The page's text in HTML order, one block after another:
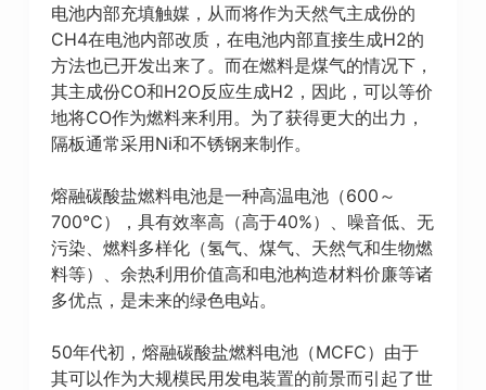
电池内部充填触媒，从而将作为天然气主成份的
CH4在电池内部改质，在电池内部直接生成H2的
方法也已开发出来了。而在燃料是煤气的情况下，
其主成份CO和H2O反应生成H2，因此，可以等价
地将CO作为燃料来利用。为了获得更大的出力，
隔板通常采用Ni和不锈钢来制作。
熔融碳酸盐燃料电池是一种高温电池（600～
700℃），具有效率高（高于40%）、噪音低、无
污染、燃料多样化（氢气、煤气、天然气和生物燃
料等）、余热利用价值高和电池构造材料价廉等诸
多优点，是未来的绿色电站。
50年代初，熔融碳酸盐燃料电池（MCFC）由于
其可以作为大规模民用发电装置的前景而引起了世